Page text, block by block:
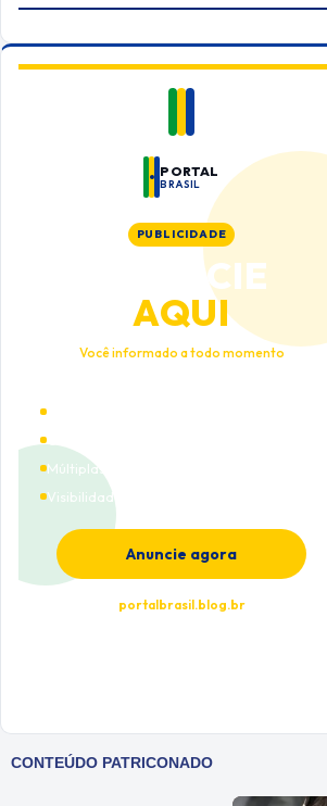
PORTAL
BRASIL
PUBLICIDADE
ANUNCIE
AQUI
Você informado a todo momento
Múltiplas categorias
Visibilidade premium
Anuncie agora
portalbrasil.blog.br